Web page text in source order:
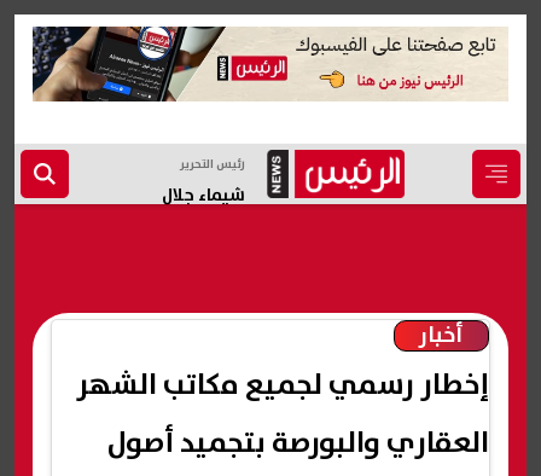
رئيس التحرير
شيماء جلال
أخبار
إخطار رسمي لجميع مكاتب الشهر
العقاري والبورصة بتجميد أصول